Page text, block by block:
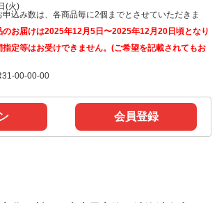
(火)
込み数は、各商品毎に2個までとさせていただきま
お届けは2025年12月5日〜2025年12月20日頃となり
定等はお受けできません。(ご希望を記載されてもお
00-00-00
会員登録